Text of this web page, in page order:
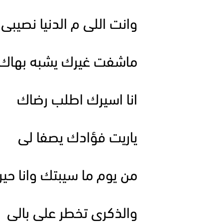
وانت اللى م الدنيا نصيبى
ماشفت غيرك يشبه
انا اسيرك اطلب رضاك
ياريت فؤادك يصفا لى
من يوم ما سيبتك وانا
والذكرى تخطر على بالى